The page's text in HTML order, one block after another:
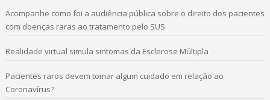
Acompanhe como foi a audiência pública sobre o direito dos pacientes
com doenças raras ao tratamento pelo SUS
Realidade virtual simula sintomas da Esclerose Múltipla
Pacientes raros devem tomar algum cuidado em relação ao
Coronavírus?